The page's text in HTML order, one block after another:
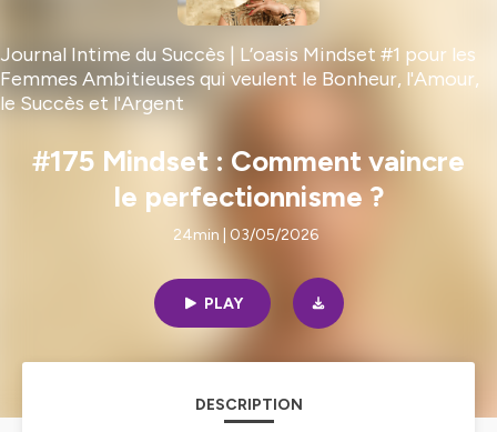
Journal Intime du Succès | L’oasis Mindset #1 pour les
Femmes Ambitieuses qui veulent le Bonheur, l'Amour,
le Succès et l'Argent
#175 Mindset : Comment vaincre
le perfectionnisme ?
24min | 03/05/2026
PLAY
DESCRIPTION